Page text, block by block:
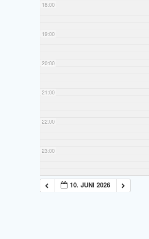
18:00
19:00
20:00
21:00
22:00
23:00
10. JUNI 2026